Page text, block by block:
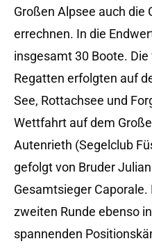
Großen Alpsee auch die
errechnen. In die
insgesamt 30 Boote.
Regatten erfolgten auf
See, Rottachsee und
Wettfahrt auf dem
Autenrieth (Segelclub
gefolgt von Bruder
Gesamtsieger
zweiten Runde ebenso
spannenden